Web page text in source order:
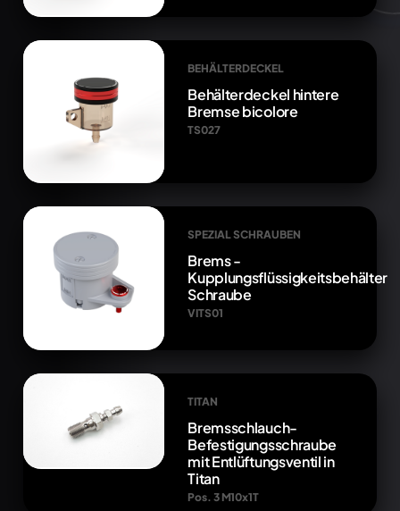
BEHÄLTERDECKEL
Behälterdeckel hintere
Bremse bicolore
TS027
SPEZIAL SCHRAUBEN
Brems -
Kupplungsflüssigkeitsbehälter
Schraube
VITS01
TITAN
Bremsschlauch-
Befestigungsschraube
mit Entlüftungsventil in
Titan
Pos. 3 M10x1T